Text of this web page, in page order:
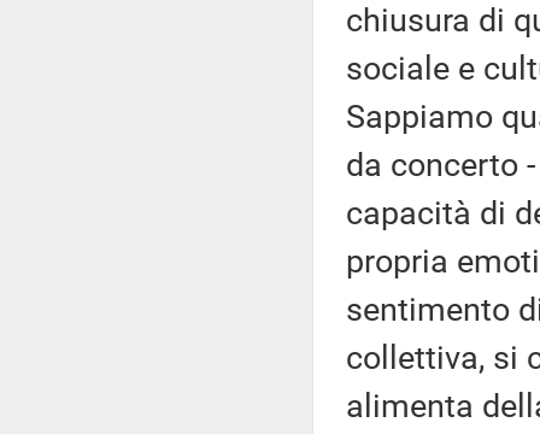
chiusura di
sociale e
Sappiamo
da concerto
capacità di
propria
sentimento
collettiva, si
alimenta